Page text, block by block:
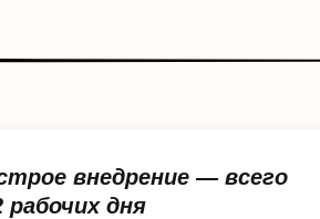
внедрение — всего
рабочих дня